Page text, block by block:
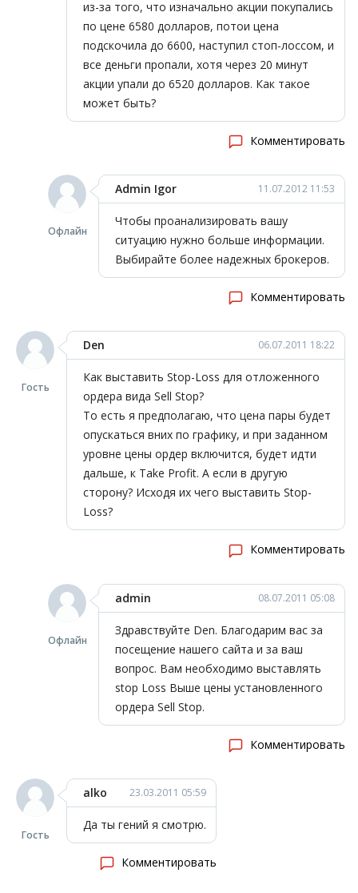
из-за того, что изначально акции покупались
по цене 6580 долларов, потои цена
подскочила до 6600, наступил стоп-лоссом, и
все деньги пропали, хотя через 20 минут
акции упали до 6520 долларов. Как такое
может быть?
Комментировать
Офлайн
Admin Igor 11.07.2012 11:53
Чтобы проанализировать вашу
ситуацию нужно больше информации.
Выбирайте более надежных брокеров.
Комментировать
Гость
Den 06.07.2011 18:22
Как выставить Stop-Loss для отложенного
ордера вида Sell Stop?
То есть я предполагаю, что цена пары будет
опускаться вних по графику, и при заданном
уровне цены ордер включится, будет идти
дальше, к Take Profit. А если в другую
сторону? Исходя их чего выставить Stop-
Loss?
Комментировать
Офлайн
admin 08.07.2011 05:08
Здравствуйте Den. Благодарим вас за
посещение нашего сайта и за ваш
вопрос. Вам необходимо выставлять
stop Loss Выше цены установленного
ордера Sell Stop.
Комментировать
Гость
alko 23.03.2011 05:59
Да ты гений я смотрю.
Комментировать